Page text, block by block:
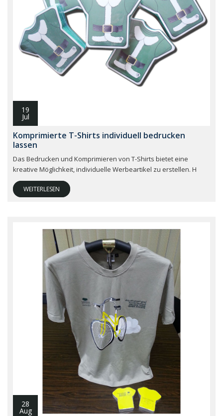
19
Jul
Komprimierte T-Shirts individuell bedrucken
lassen
Das Bedrucken und Komprimieren von T-Shirts bietet eine
kreative Möglichkeit, individuelle Werbeartikel zu erstellen. H
WEITERLESEN
28
Aug